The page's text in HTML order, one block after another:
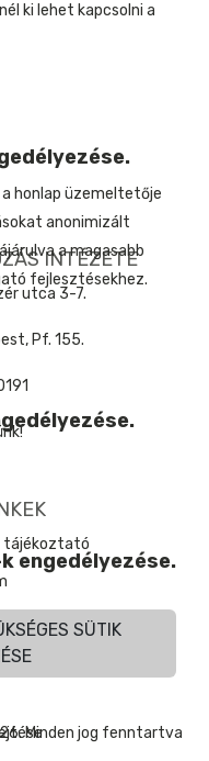
INTÉZETE
utca 3-7.
Pf. 155.
tájékoztató
Minden jog fenntartva
ki lehet kapcsolni a
honlap üzemeltetője
anonimizált
a magasabb
fejlesztésekhez.
engedélyezése.
SÜTIK